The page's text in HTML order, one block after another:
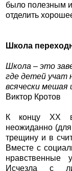
было полезным
отделить
Школа
Школа – это
где детей учат
всячески мешая
Виктор Кротов
К концу ХХ
неожиданно
трещину и в
Вместе с
нравственные
Исчезла с